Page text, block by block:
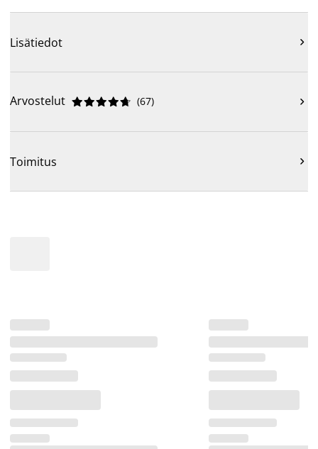
Lisätiedot 
Arvostelut 




 (67) 
Toimitus 